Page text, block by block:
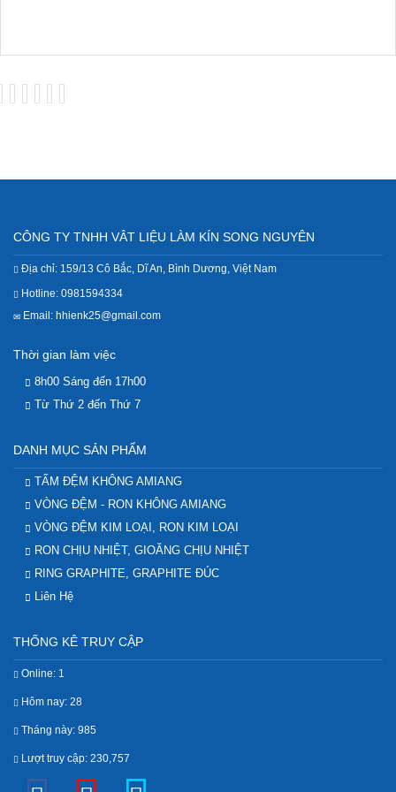
CÔNG TY TNHH VÂT LIỆU LÀM KÍN SONG NGUYÊN
Địa chỉ: 159/13 Cô Bắc, Dĩ An, Bình Dương, Việt Nam
Hotline: 0981594334
Email: hhienk25@gmail.com
Thời gian làm việc
8h00 Sáng đến 17h00
Từ Thứ 2 đến Thứ 7
DANH MỤC SẢN PHẨM
TẤM ĐỆM KHÔNG AMIANG
VÒNG ĐỆM - RON KHÔNG AMIANG
VÒNG ĐỆM KIM LOẠI, RON KIM LOẠI
RON CHỊU NHIỆT, GIOĂNG CHỊU NHIỆT
RING GRAPHITE, GRAPHITE ĐÚC
Liên Hệ
THỐNG KÊ TRUY CẬP
Online: 1
Hôm nay: 28
Tháng này: 985
Lượt truy cập: 230,757